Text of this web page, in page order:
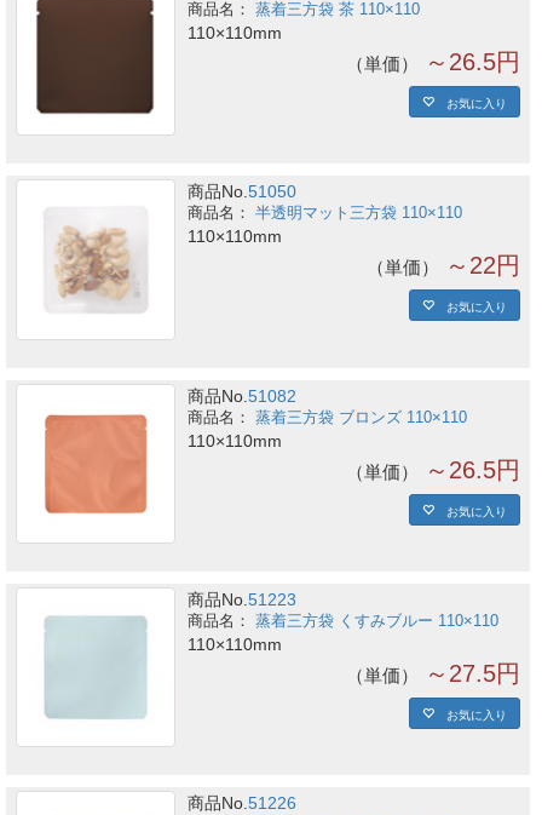
蒸着三方袋 茶 110×110
110×110mm
単価 ～26.5円
お気に入り
商品No.51050
半透明マット三方袋 110×110
110×110mm
単価 ～22円
お気に入り
商品No.51082
蒸着三方袋 ブロンズ 110×110
110×110mm
単価 ～26.5円
お気に入り
商品No.51223
蒸着三方袋 くすみブルー 110×110
110×110mm
単価 ～27.5円
お気に入り
商品No.51226